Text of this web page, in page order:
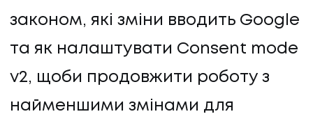
законом, які зміни вводить Google
та як налаштувати Consent mode
v2, щоби продовжити роботу з
найменшими змінами для